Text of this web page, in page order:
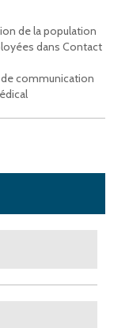
de la population
dans Contact
communication